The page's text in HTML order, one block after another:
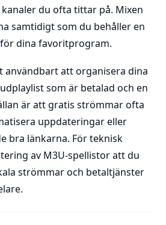
du ofta tittar på. Mixen
samtidigt som du behåller en
dina favoritprogram.
användbart att organisera dina
som är betalad och en
är att gratis strömmar ofta
uppdateringar eller
bra länkarna. För teknisk
av M3U-spellistor att du
strömmar och betaltjänster